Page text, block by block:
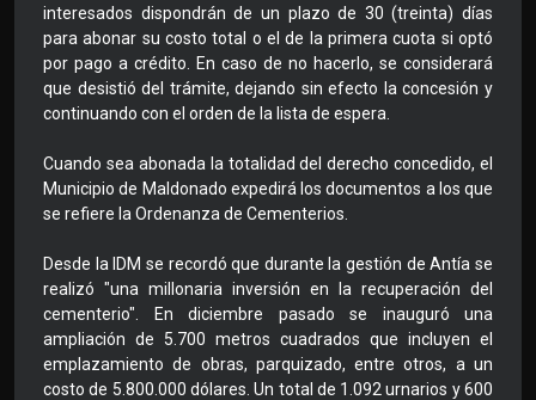
interesados dispondrán de un plazo de 30 (treinta) días
para abonar su costo total o el de la primera cuota si optó
por pago a crédito. En caso de no hacerlo, se considerará
que desistió del trámite, dejando sin efecto la concesión y
continuando con el orden de la lista de espera.
Cuando sea abonada la totalidad del derecho concedido, el
Municipio de Maldonado expedirá los documentos a los que
se refiere la Ordenanza de Cementerios.
Desde la IDM se recordó que durante la gestión de Antía se
realizó "una millonaria inversión en la recuperación del
cementerio". En diciembre pasado se inauguró una
ampliación de 5.700 metros cuadrados que incluyen el
emplazamiento de obras, parquizado, entre otros, a un
costo de 5.800.000 dólares. Un total de 1.092 urnarios y 600